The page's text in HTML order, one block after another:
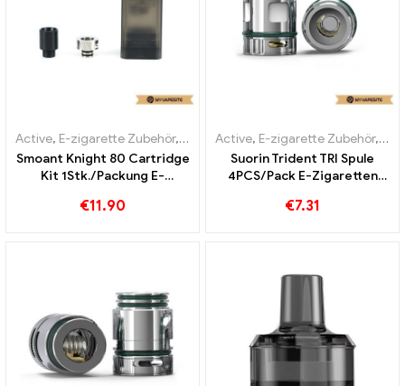
Active, E-zigarette Zubehör, Verdampfer
Smoant Knight 80 Cartridge
Kit 1Stk./Packung E-
Custom
€11.90
Active, E-zigarette Zubehör,
Suorin Trident TRI Spule
4PCS/Pack E-Zigaretten
€7.31